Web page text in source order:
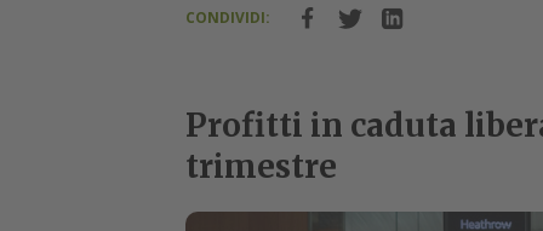
CONDIVIDI:
Profitti in caduta
trimestre